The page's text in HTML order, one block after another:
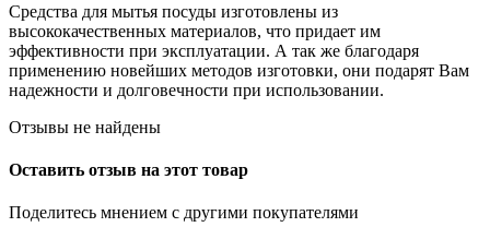
Средства для мытья посуды изготовлены из
высококачественных материалов, что придает им
эффективности при эксплуатации. А так же благодаря
применению новейших методов изготовки, они подарят Вам
надежности и долговечности при использовании.
Отзывы не найдены
Оставить отзыв на этот товар
Поделитесь мнением с другими покупателями